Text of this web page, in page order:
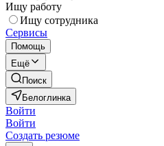
Ищу работу
Ищу сотрудника
Сервисы
Помощь
Ещё
Поиск
Белоглинка
Войти
Войти
Создать резюме